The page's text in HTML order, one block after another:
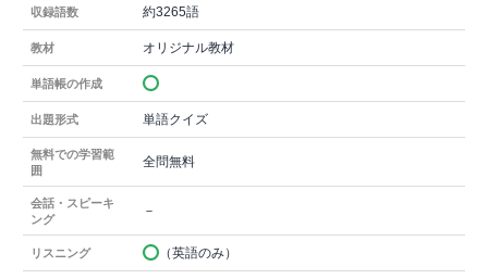
収録語数 約3265語
教材 オリジナル教材
単語帳の作成
出題形式 単語クイズ
無料での学習範
囲
全問無料
会話・スピーキ
ング
－
リスニング （英語のみ）